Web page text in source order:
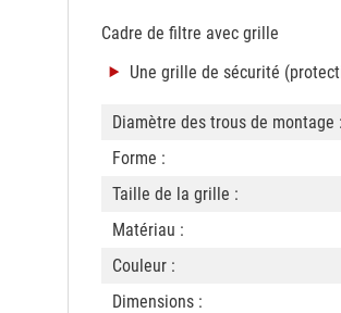
Cadre de filtre avec grille
Une grille de sécurité
Diamètre des trous de montage :
Forme :
Taille de la grille :
Matériau :
Couleur :
Dimensions :